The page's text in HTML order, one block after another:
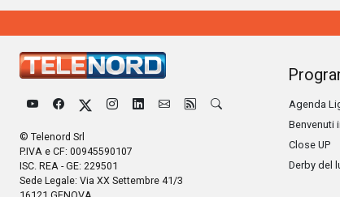
© Telenord Srl
P.IVA e CF: 00945590107
ISC. REA - GE: 229501
Sede Legale: Via XX Settembre 41/3
Agenda
Benvenuti
Close UP
Derby del